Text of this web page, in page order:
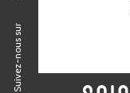
Suivez-nous sur